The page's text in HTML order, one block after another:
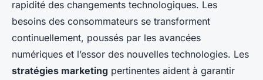
rapidité des changements technologiques. Les
besoins des consommateurs se transforment
continuellement, poussés par les avancées
numériques et l’essor des nouvelles technologies. Les
stratégies marketing pertinentes aident à garantir